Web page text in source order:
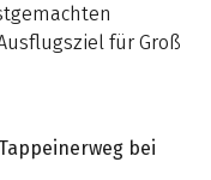
für Groß
bei